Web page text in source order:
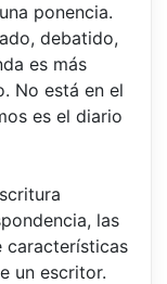
ponencia.
debatido,
es más
No está en el
es el diario
las
características
un escritor.